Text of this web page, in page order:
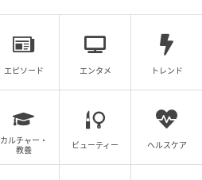
エピソード エンタメ トレンド
カルチャー・
教養
ビューティー ヘルスケア